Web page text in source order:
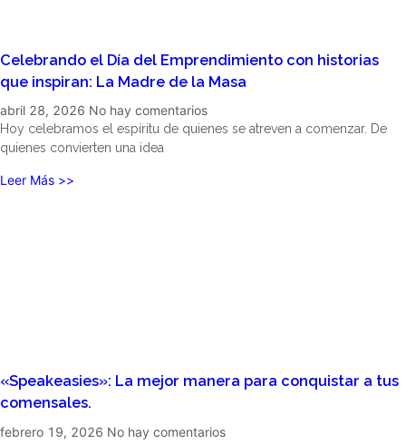
Celebrando el Día del Emprendimiento con historias
que inspiran: La Madre de la Masa
abril 28, 2026 No hay comentarios
Hoy celebramos el espíritu de quienes se atreven a comenzar. De
quienes convierten una idea
Leer Más >>
«Speakeasies»: La mejor manera para conquistar a tus
comensales.
febrero 19, 2026 No hay comentarios